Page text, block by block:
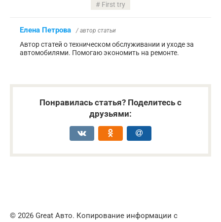
First try
Елена Петрова / автор статьи
Автор статей о техническом обслуживании и уходе за
автомобилями. Помогаю экономить на ремонте.
Понравилась статья? Поделитесь с
друзьями:
© 2026 Great Авто. Копирование информации с